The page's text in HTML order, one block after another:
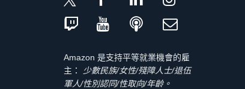
Amazon 是支持平等就業機會的雇
主：
少數民族/女性/殘障人士/退伍
軍人/性別認同/性取向/年齡。